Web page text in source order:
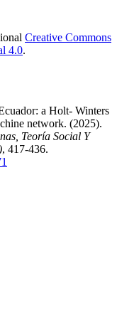
Creative Commons
4.0.
a Holt- Winters
network. (2025).
Teoría Social Y
, 417-436.